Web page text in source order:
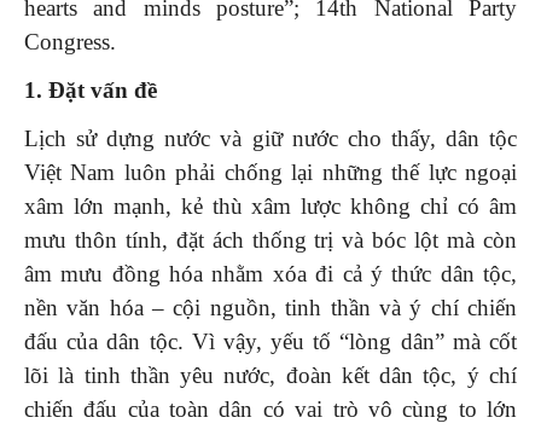
hearts and minds posture”; 14th National Party
Congress.
1. Đặt vấn đề
Lịch sử dựng nước và giữ nước cho thấy, dân tộc
Việt Nam luôn phải chống lại những thế lực ngoại
xâm lớn mạnh, kẻ thù xâm lược không chỉ có âm
mưu thôn tính, đặt ách thống trị và bóc lột mà còn
âm mưu đồng hóa nhằm xóa đi cả ý thức dân tộc,
nền văn hóa – cội nguồn, tinh thần và ý chí chiến
đấu của dân tộc. Vì vậy, yếu tố “lòng dân” mà cốt
lõi là tinh thần yêu nước, đoàn kết dân tộc, ý chí
chiến đấu của toàn dân có vai trò vô cùng to lớn